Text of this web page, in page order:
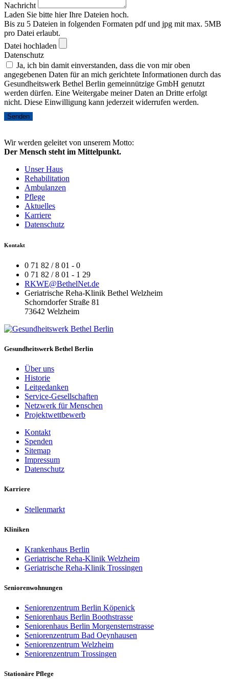
Nachricht
Laden Sie bitte hier Ihre Dateien hoch.
Bis zu 5 Dateien in folgenden Formaten pdf und jpg mit max. 5MB
pro Datei erlaubt.
Datei hochladen
Datenschutz
Ja, ich bin damit einverstanden, dass die von mir oben
angegebenen Daten für an mich gerichtete Informationen durch das
Gesundheitswerk Bethel Berlin gemeinnützige GmbH genutzt
werden dürfen. Eine Weitergabe meiner Daten an Dritte erfolgt
nicht. Diese Einwilligung kann jederzeit widerrufen werden.
Senden
Wir werden geleitet von unserem Motto:
Der Mensch steht im Mittelpunkt.
Unser Haus
Rehabilitation
Ambulanzen
Pflege
Aktuelles
Karriere
Datenschutz
Kontakt
0 71 82 / 8 01 - 0
0 71 82 / 8 01 - 1 29
RKWE@BethelNet.de
Geriatrische Reha-Klinik Bethel Welzheim
Schorndorfer Straße 81
73642 Welzheim
Gesundheitswerk Bethel Berlin
Über uns
Historie
Leitgedanken
Service-Gesellschaften
Netzwerk für Menschen
Projektwettbewerb
Kontakt
Spenden
Sitemap
Impressum
Datenschutz
Karriere
Stellenmarkt
Kliniken
Krankenhaus Berlin
Geriatrische Reha-Klinik Welzheim
Geriatrische Reha-Klinik Trossingen
Seniorenwohnungen
Seniorenzentrum Berlin Köpenick
Seniorenhaus Berlin Boothstrasse
Seniorenhaus Berlin Morgensternstrasse
Seniorenzentrum Bad Oeynhausen
Seniorenzentrum Welzheim
Seniorenzentrum Trossingen
Stationäre Pflege